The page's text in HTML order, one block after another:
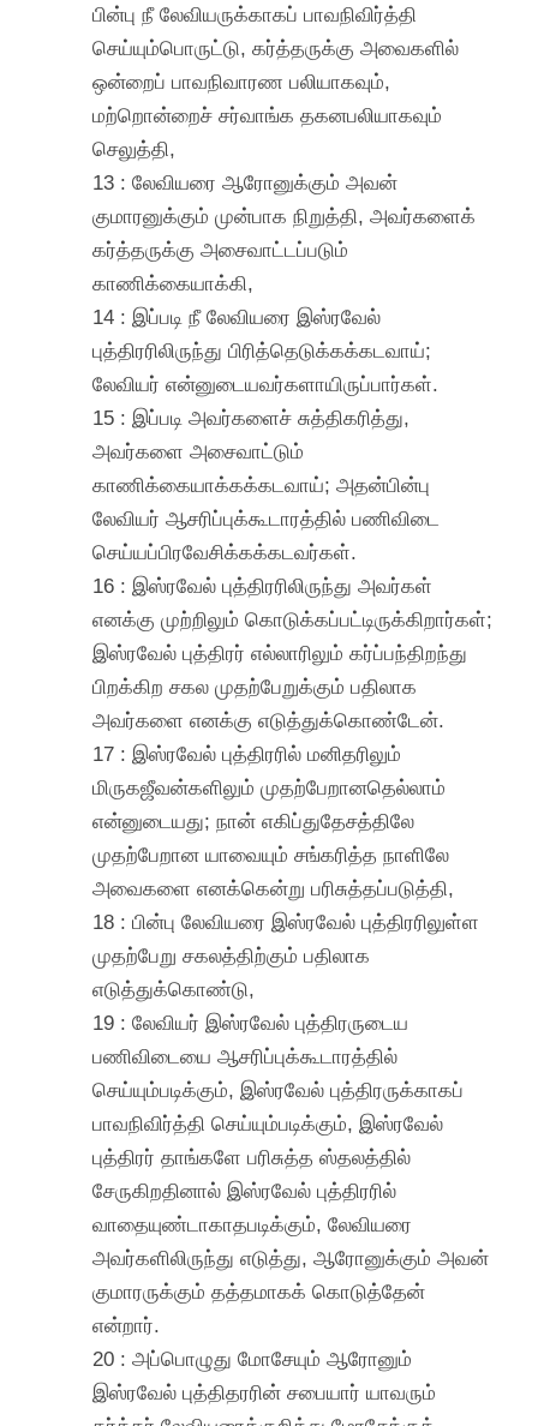
பின்பு நீ லேவியருக்காகப் பாவநிவிர்த்தி
செய்யும்பொருட்டு, கர்த்தருக்கு அவைகளில்
ஒன்றைப் பாவநிவாரண பலியாகவும்,
மற்றொன்றைச் சர்வாங்க தகனபலியாகவும்
செலுத்தி,
13 : லேவியரை ஆரோனுக்கும் அவன்
குமாரனுக்கும் முன்பாக நிறுத்தி, அவர்களைக்
கர்த்தருக்கு அசைவாட்டப்படும்
காணிக்கையாக்கி,
14 : இப்படி நீ லேவியரை இஸ்ரவேல்
புத்திரரிலிருந்து பிரித்தெடுக்கக்கடவாய்;
லேவியர் என்னுடையவர்களாயிருப்பார்கள்.
15 : இப்படி அவர்களைச் சுத்திகரித்து,
அவர்களை அசைவாட்டும்
காணிக்கையாக்கக்கடவாய்; அதன்பின்பு
லேவியர் ஆசரிப்புக்கூடாரத்தில் பணிவிடை
செய்யப்பிரவேசிக்கக்கடவர்கள்.
16 : இஸ்ரவேல் புத்திரரிலிருந்து அவர்கள்
எனக்கு முற்றிலும் கொடுக்கப்பட்டிருக்கிறார்கள்;
இஸ்ரவேல் புத்திரர் எல்லாரிலும் கர்ப்பந்திறந்து
பிறக்கிற சகல முதற்பேறுக்கும் பதிலாக
அவர்களை எனக்கு எடுத்துக்கொண்டேன்.
17 : இஸ்ரவேல் புத்திரரில் மனிதரிலும்
மிருகஜீவன்களிலும் முதற்பேறானதெல்லாம்
என்னுடையது; நான் எகிப்துதேசத்திலே
முதற்பேறான யாவையும் சங்கரித்த நாளிலே
அவைகளை எனக்கென்று பரிசுத்தப்படுத்தி,
18 : பின்பு லேவியரை இஸ்ரவேல் புத்திரரிலுள்ள
முதற்பேறு சகலத்திற்கும் பதிலாக
எடுத்துக்கொண்டு,
19 : லேவியர் இஸ்ரவேல் புத்திரருடைய
பணிவிடையை ஆசரிப்புக்கூடாரத்தில்
செய்யும்படிக்கும், இஸ்ரவேல் புத்திரருக்காகப்
பாவநிவிர்த்தி செய்யும்படிக்கும், இஸ்ரவேல்
புத்திரர் தாங்களே பரிசுத்த ஸ்தலத்தில்
சேருகிறதினால் இஸ்ரவேல் புத்திரரில்
வாதையுண்டாகாதபடிக்கும், லேவியரை
அவர்களிலிருந்து எடுத்து, ஆரோனுக்கும் அவன்
குமாரருக்கும் தத்தமாகக் கொடுத்தேன்
என்றார்.
20 : அப்பொழுது மோசேயும் ஆரோனும்
இஸ்ரவேல் புத்திதரரின் சபையார் யாவரும்